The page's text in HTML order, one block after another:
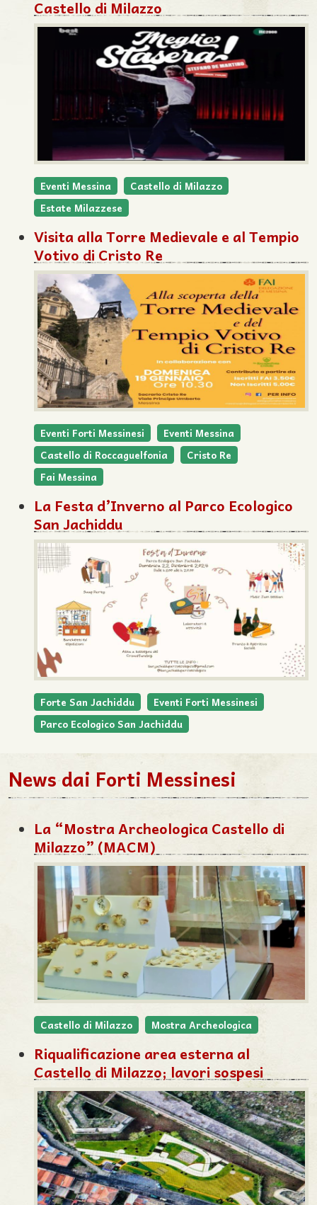
Castello di Milazzo
Eventi Messina
Castello di Milazzo
Estate Milazzese
Visita alla Torre Medievale e al Tempio
Votivo di Cristo Re
Eventi Forti Messinesi
Eventi Messina
Castello di Roccaguelfonia
Cristo Re
Fai Messina
La Festa d’Inverno al Parco Ecologico
San Jachiddu
Forte San Jachiddu
Eventi Forti Messinesi
Parco Ecologico San Jachiddu
News dai Forti Messinesi
La “Mostra Archeologica Castello di
Milazzo” (MACM)
Castello di Milazzo Mostra Archeologica
Riqualificazione area esterna al
Castello di Milazzo; lavori sospesi